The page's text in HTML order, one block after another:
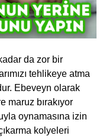
da zor bir
tehlikeye atma
Ebeveyn olarak
maruz bırakıyor
oynamasına izin
kolyeleri